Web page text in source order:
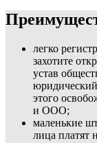
легко
захотите
устав
этого
и ООО;
маленькие
лица платят